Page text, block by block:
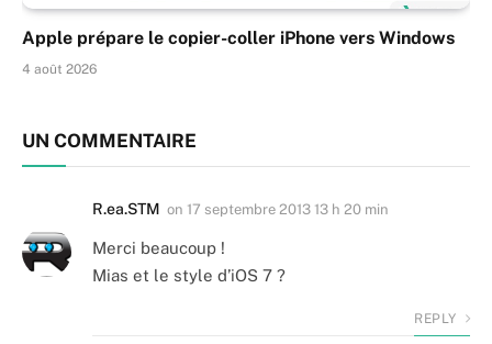
Apple prépare le copier-coller iPhone vers Windows
4 août 2026
UN COMMENTAIRE
R.ea.STM on 17 septembre 2013 13 h 20 min
Merci beaucoup !
Mias et le style d’iOS 7 ?
REPLY